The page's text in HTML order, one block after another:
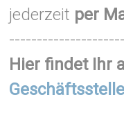
jederzeit per
Hier findet Ihr